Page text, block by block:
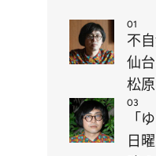
01
不
仙
松
03
「
日